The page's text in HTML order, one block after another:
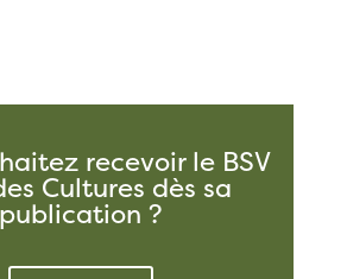
recevoir le BSV
Cultures dès sa
publication ?